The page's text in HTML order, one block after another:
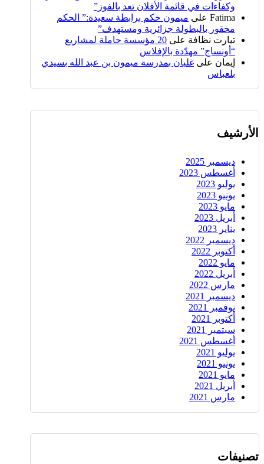
وكفاءات في قائمة الأفلان تعد بالفوز”
Fatima على ميمون حكم برابطة سعيدة:” الحكم
محقور بالبطولة جزائرية ومستهدف”
تيارت نظافة على
20 مؤسسة حاملة لمشاريع
“أونساج” مهدّدة بالإفلاس
إيمان على غليان بمدرسة ميمون بن عبد الله بسيدي
بلعباس
الأرشيف
ديسمبر 2025
أغسطس 2023
يوليو 2023
يونيو 2023
مايو 2023
أبريل 2023
يناير 2023
ديسمبر 2022
أكتوبر 2022
مايو 2022
أبريل 2022
مارس 2022
ديسمبر 2021
نوفمبر 2021
أكتوبر 2021
سبتمبر 2021
أغسطس 2021
يوليو 2021
يونيو 2021
مايو 2021
أبريل 2021
مارس 2021
تصنيفات